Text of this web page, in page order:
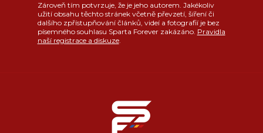
Zároveň tím potvrzuje, že je jeho autorem. Jakékoliv
užití obsahu těchto stránek včetně převzetí, šíření či
dalšího zpřístupňování článků, videí a fotografií je bez
písemného souhlasu Sparta Forever zakázáno. Pravidla
naší registrace a diskuze.